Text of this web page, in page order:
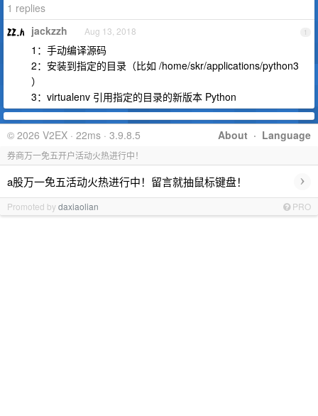
1 replies
1
jackzzh Aug 13, 2018
1：手动编译源码
2：安装到指定的目录（比如 /home/skr/applications/python3
）
3：virtualenv 引用指定的目录的新版本 Python
About · Language
© 2026 V2EX · 22ms · 3.9.8.5
券商万一免五开户活动火热进行中！
a股万一免五活动火热进行中！留言就抽鼠标键盘！ ›
Promoted bydaxiaolian PRO